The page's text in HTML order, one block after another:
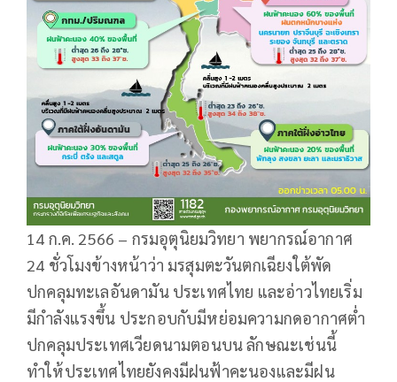
14 ก.ค. 2566 – กรมอุตุนิยมวิทยา พยากรณ์อากาศ
24 ชั่วโมงข้างหน้าว่า มรสุมตะวันตกเฉียงใต้พัด
ปกคลุมทะเลอันดามัน ประเทศไทย และอ่าวไทยเริ่ม
มีกำลังแรงขึ้น ประกอบกับมีหย่อมความกดอากาศต่ำ
ปกคลุมประเทศเวียดนามตอนบน ลักษณะเช่นนี้
ทำให้ประเทศไทยยังคงมีฝนฟ้าคะนองและมีฝน